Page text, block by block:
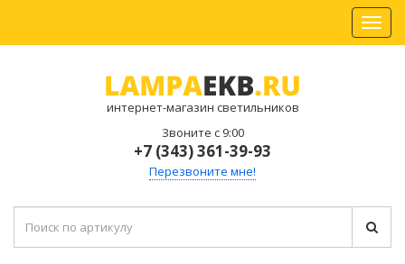
интернет-магазин светильников
Звоните с 9:00
+7 (343) 361-39-93
Перезвоните мне!